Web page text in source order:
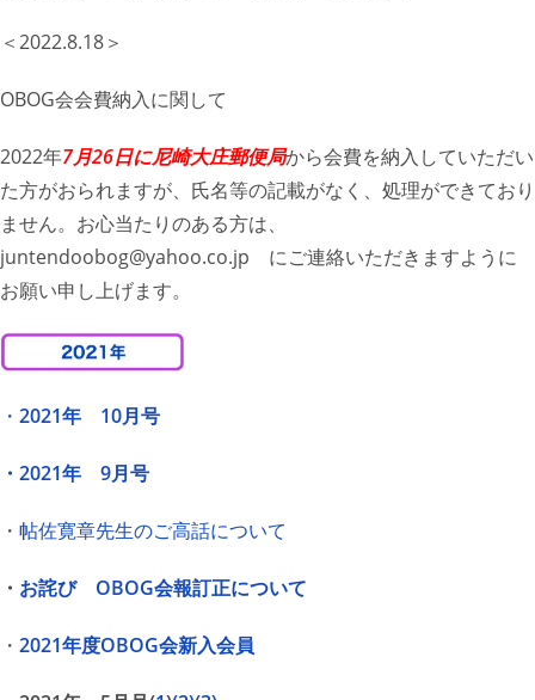
＜2022.8.18＞
OBOG会会費納入に関して
2022年7月26日に尼崎大庄郵便局から会費を納入していただい
た方がおられますが、氏名等の記載がなく、処理ができており
ません。お心当たりのある方は、
juntendoobog@yahoo.co.jp にご連絡いただきますように
お願い申し上げます。
・ 2021年 10月号
・2021年 9月号
・ 帖佐寛章先生のご高話について
・ お詫び OBOG会報訂正について
・ 2021年度OBOG会新入会員